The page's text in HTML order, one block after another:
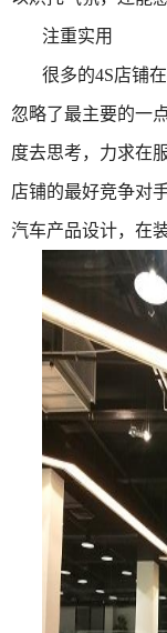
注重实用
很多的4S店铺
忽略了最主要的一
度去思考，力求在
店铺的最好竞争对
汽车产品设计，在